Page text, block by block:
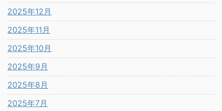
2025年12月
2025年11月
2025年10月
2025年9月
2025年8月
2025年7月